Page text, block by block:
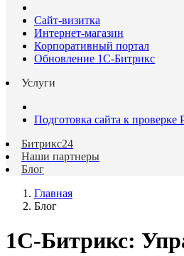
Сайт-визитка
Интернет-магазин
Корпоративный портал
Обновление 1С-Битрикс
Услуги
Подготовка сайта к проверке
Битрикс24
Наши партнеры
Блог
Главная
Блог
1С-Битрикс: